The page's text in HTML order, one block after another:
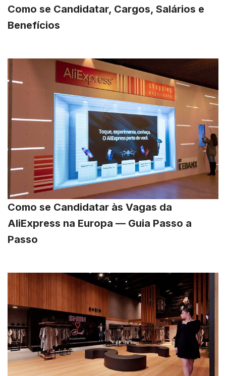
Como se Candidatar, Cargos, Salários e
Benefícios
Como se Candidatar às Vagas da
AliExpress na Europa — Guia Passo a
Passo